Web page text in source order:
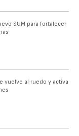
SUM para fortalecer
vuelve al ruedo y activa